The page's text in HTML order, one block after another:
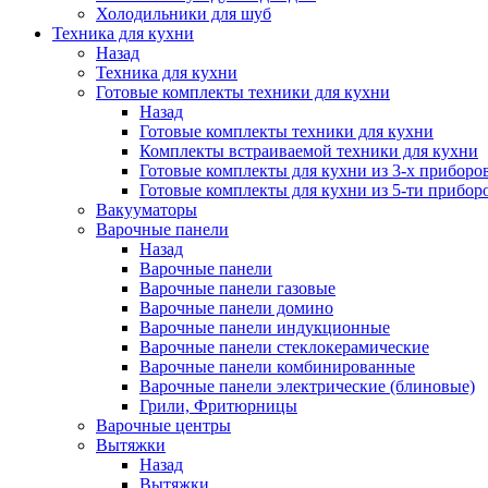
Холодильники для шуб
Техника для кухни
Назад
Техника для кухни
Готовые комплекты техники для кухни
Назад
Готовые комплекты техники для кухни
Комплекты встраиваемой техники для кухни
Готовые комплекты для кухни из 3-х
Готовые комплекты для кухни из 5-ти
Вакууматоры
Варочные панели
Назад
Варочные панели
Варочные панели газовые
Варочные панели домино
Варочные панели индукционные
Варочные панели стеклокерамические
Варочные панели комбинированные
Варочные панели электрические (блиновые)
Грили, Фритюрницы
Варочные центры
Вытяжки
Назад
Вытяжки